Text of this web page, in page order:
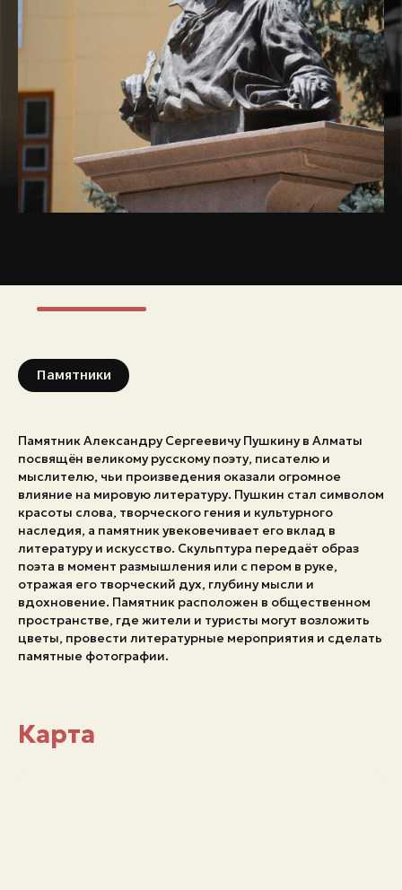
Памятники
Памятник Александру Сергеевичу Пушкину в Алматы
посвящён великому русскому поэту, писателю и
мыслителю, чьи произведения оказали огромное
влияние на мировую литературу. Пушкин стал символом
красоты слова, творческого гения и культурного
наследия, а памятник увековечивает его вклад в
литературу и искусство. Скульптура передаёт образ
поэта в момент размышления или с пером в руке,
отражая его творческий дух, глубину мысли и
вдохновение. Памятник расположен в общественном
пространстве, где жители и туристы могут возложить
цветы, провести литературные мероприятия и сделать
памятные фотографии.
Карта
Экстренные номера